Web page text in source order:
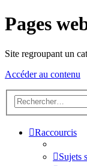
Pages
Site regroupant un
Accéder au contenu
Raccourcis
Sujets